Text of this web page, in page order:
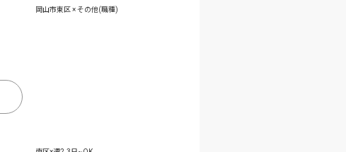
岡山市東区 × その他(職種)